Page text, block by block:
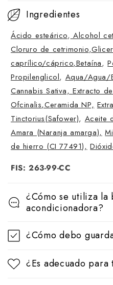
o
n
t
e
n
i
d
o
p
e
a
b
l
e
Ingredientes
Ácido esteárico, Alcohol
Cloruro de cetrimonio
caprílico/cáprico,Betaína,
Propilenglicol, Aqua/Agua/
Cannabis Sativa,Extracto
Ofcinalis,Ceramida NP,
Tinctorius(Safower), Aceite
Amara (Naranja amarga),
de hierro (CI 77491),
FIS: 263-99-CC
¿Cómo se utiliza la
acondicionadora?
¿Cómo debo
¿Es adecuado